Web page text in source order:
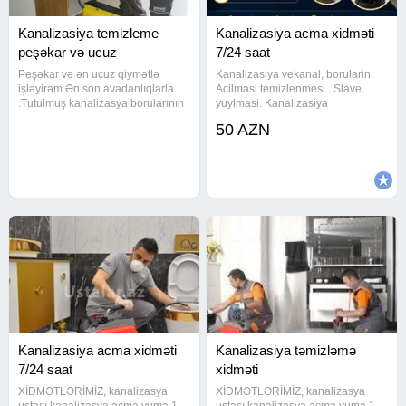
Kanalizasiya temizleme
peşəkar və ucuz
Peşəkar və ən ucuz qiymətlə
işləyirəm.Ən son avadanlıqlarla
.Tutulmuş kanalizasya borularının
Kanalizasiya acma xidməti
7/24 saat
Kanalizasiya vekanal, borularin.
Acilmasi temizlenmesi . Slave
yuylmasi. Kanalizasiya
temizlenmesi kanalizasiya
50 AZN
Kanalizasiya acma xidməti
7/24 saat
XİDMƏTLƏRİMİZ, kanalizasya
Kanalizasiya təmizləmə
xidməti
XİDMƏTLƏRİMİZ, kanalizasya